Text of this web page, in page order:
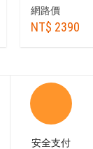
頭)+贈順髮
吹頭+收納袋
網路價
NT$ 2390
安全支付